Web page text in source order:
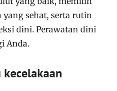
sehat, serta rutin
dini. Perawatan dini
Anda.
kecelakaan